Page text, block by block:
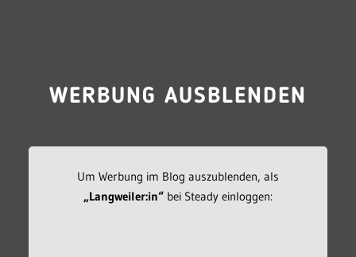
WERBUNG AUSBLENDEN
Um Werbung im Blog auszublenden, als
„Langweiler:in“bei Steady einloggen: